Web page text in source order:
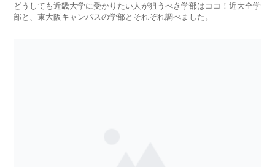
どうしても近畿大学に受かりたい人が狙うべき学部はココ！近大全学
部と、東大阪キャンパスの学部とそれぞれ調べました。